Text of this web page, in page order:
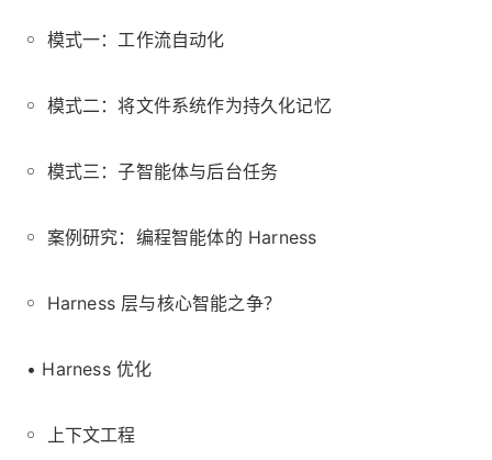
￮ 模式一：工作流自动化
￮ 模式二：将文件系统作为持久化记忆
￮ 模式三：子智能体与后台任务
￮ 案例研究：编程智能体的 Harness
￮ Harness 层与核心智能之争？
• Harness 优化
￮ 上下文工程